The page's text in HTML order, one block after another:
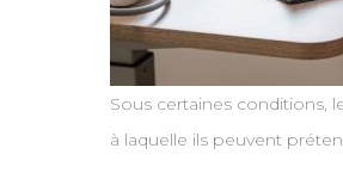
Sous certaines conditions,
à laquelle ils peuvent